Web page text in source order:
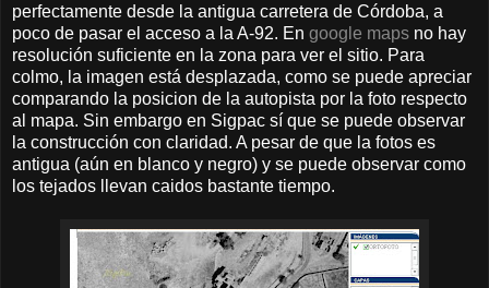
perfectamente desde la antigua carretera de Córdoba, a
poco de pasar el acceso a la A-92. En google maps no hay
resolución suficiente en la zona para ver el sitio. Para
colmo, la imagen está desplazada, como se puede apreciar
comparando la posicion de la autopista por la foto respecto
al mapa. Sin embargo en Sigpac sí que se puede observar
la construcción con claridad. A pesar de que la fotos es
antigua (aún en blanco y negro) y se puede observar como
los tejados llevan caidos bastante tiempo.